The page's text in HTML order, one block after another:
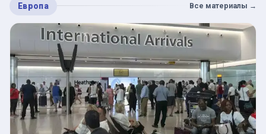
Европа Все материалы →